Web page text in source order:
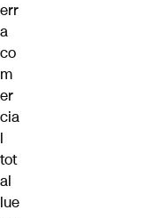
err
a
co
m
er
cia
l
tot
al
lue